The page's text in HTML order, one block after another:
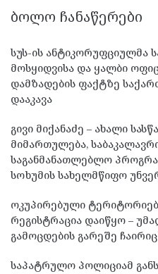
ᲑᲝᲚᲝ ᲩᲐᲜᲐᲬᲔᲠᲔᲑᲘ
სუს-ის ანტიკორუფციულმა
მოსყიდვისა და ყალბი
დამზადების ფაქტზე
დააკავა
გივი მიქანაძე – ახალი
მიმართულება,
საგანმანათლებლო
სოხუმის სახელმწიფო
ოკუპირებული
რეგისტრაცია დაიწყო –
გამოცდების გარეშე
საპატრულო პოლიციამ